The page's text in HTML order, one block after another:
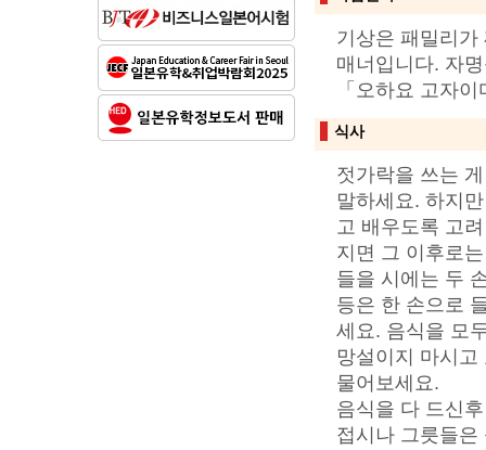
기상은 패밀리
매너입니다. 자
「오하요 고자
식사
젓가락을 쓰는
말하세요. 하지
고 배우도록 고
지면 그 이후로
들을 시에는 두
등은 한 손으로
세요. 음식을 모
망설이지 마시
물어보세요.
음식을 다 드신
접시나 그릇들